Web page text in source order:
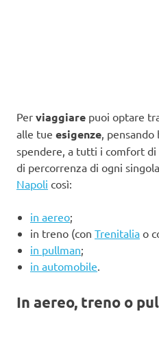
Per viaggiare puoi optare
alle tue esigenze ,
spendere, a tutti i comfort
di percorrenza di ogni
Napoli così:
in aereo;
in treno (con Trenitalia o
in pullman;
in automobile
In aereo, treno o